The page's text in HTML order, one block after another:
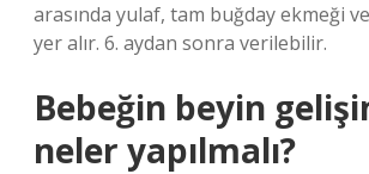
arasında yulaf, tam buğday ekmeği
yer alır. 6. aydan sonra verilebilir.
Bebeğin beyin
neler yapılmalı?